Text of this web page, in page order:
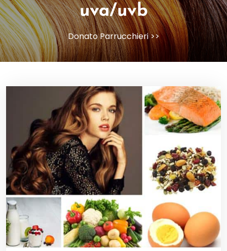
uva/uvb
Donato Parrucchieri>>